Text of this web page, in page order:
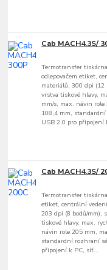
Cab MACH4.3S/
Termotransfer
odlepovačem etiket,
materiálů, 300 dpi (12
vrstva tiskové hlavy,
mm/s, max. návin
108,4 mm,
USB 2.0 pro připojení
Cab MACH4.3S/
Termotransfer
etiket, centrální
203 dpi (8 bodů/mm),
tiskové hlavy, max.
návin role 205 mm,
standardní rozhraní
připojení k PC, síť...